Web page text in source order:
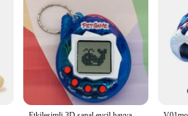
further than the Barbie Deluxe Blonde
a gift that speaks volumes. It's an ideal
appeal of Barbie dolls, making it a